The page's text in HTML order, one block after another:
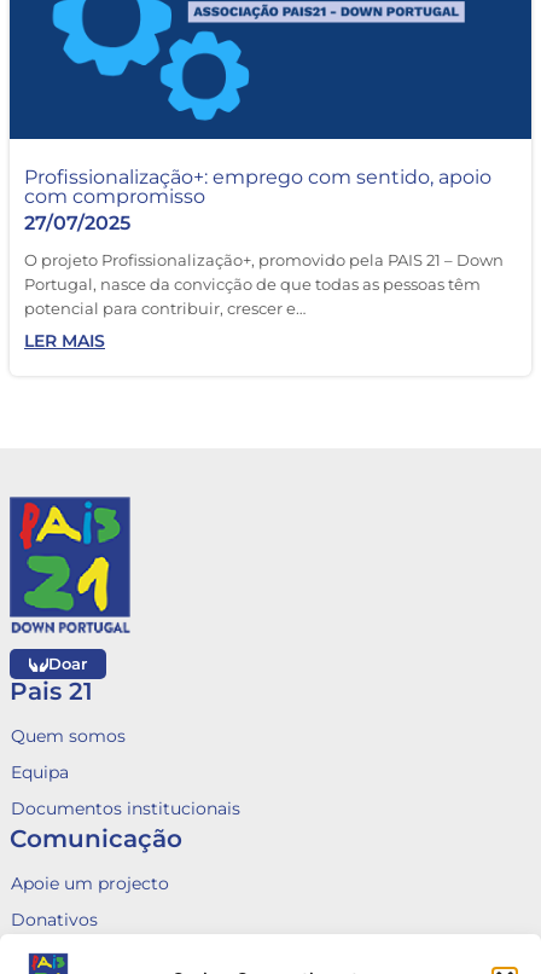
Profissionalização+: emprego com sentido, apoio
com compromisso
27/07/2025
O projeto Profissionalização+, promovido pela PAIS 21 – Down
Portugal, nasce da convicção de que todas as pessoas têm
potencial para contribuir, crescer e…
LER MAIS
Doar
Pais 21
Quem somos
Equipa
Documentos institucionais
Comunicação
Apoie um projecto
Donativos
Fale connosco